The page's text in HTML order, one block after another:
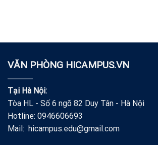
VĂN PHÒNG HICAMPUS.VN
Tại Hà Nội:
Tòa HL - Số 6 ngõ 82 Duy Tân - Hà Nội
Hotline: 0946606693
Mail: hicampus.edu@gmail.com